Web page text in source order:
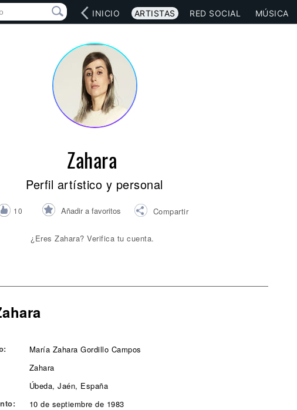
INICIO ARTISTAS RED SOCIAL MÚSICA
Zahara
Perfil artístico y personal
10 Añadir a favoritos Compartir
¿Eres Zahara? Verifica tu cuenta.
María Zahara Gordillo Campos
Zahara
Úbeda, Jaén, España
10 de septiembre de 1983